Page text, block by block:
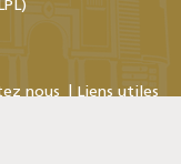
nous Liens utiles